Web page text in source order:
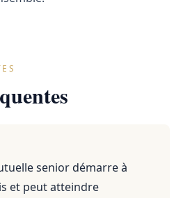
senior démarre à
et peut atteindre